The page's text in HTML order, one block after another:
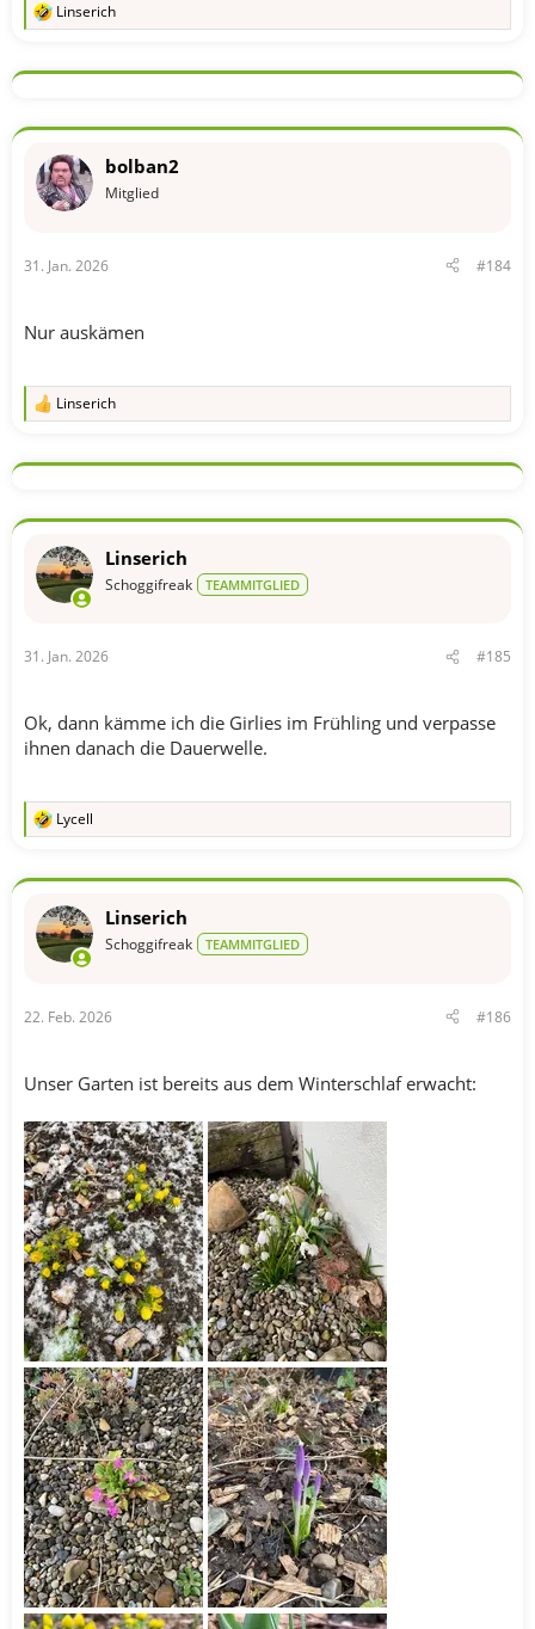
R
k
o
e
n
Linserich
bolban2
Mitglied
31. Jan. 2026 #184
Nur auskämen
R
k
o
e
n
Linserich
Linserich
Schoggifreak TEAMMITGLIED
31. Jan. 2026 #185
Ok, dann kämme ich die Girlies im Frühling und verpasse
ihnen danach die Dauerwelle.
R
k
o
:
Lycell
Linserich
Schoggifreak TEAMMITGLIED
22. Feb. 2026 #186
Unser Garten ist bereits aus dem Winterschlaf erwacht: